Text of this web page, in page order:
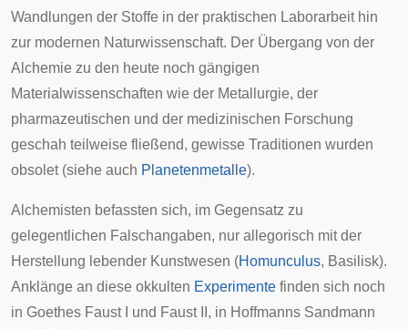
Wandlungen der Stoffe in der praktischen Laborarbeit hin
zur modernen Naturwissenschaft. Der Übergang von der
Alchemie zu den heute noch gängigen
Materialwissenschaften wie der Metallurgie, der
pharmazeutischen und der medizinischen Forschung
geschah teilweise fließend, gewisse Traditionen wurden
obsolet (siehe auch Planetenmetalle).
Alchemisten befassten sich, im Gegensatz zu
gelegentlichen Falschangaben, nur allegorisch mit der
Herstellung lebender Kunstwesen (Homunculus, Basilisk).
Anklänge an diese okkulten Experimente finden sich noch
in Goethes Faust I und Faust II , in Hoffmanns Sandmann